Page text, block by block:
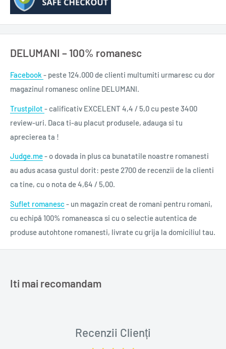
Autor
Stephen King
Imprint
Armada
Colecția
Armada
Format
Paperback
Dimensiuni
130 x 200 mm
Nr. pagini
576
Greutate (kg)
DELUMANI – 100% romanesc
Facebook - peste 124.000 de clienti multumiti urmaresc cu dor
magazinul romanesc online DELUMANI.
Trustpilot - calificativ EXCELENT 4,4 / 5,0 cu peste 3400
review-uri. Daca ti-au placut produsele, adauga si tu
aprecierea ta !
Judge.me- o dovada in plus ca bunatatile noastre romanesti
au adus acasa gustul dorit: peste 2700 de recenzii de la clienti
ca tine, cu o nota de 4,64 / 5,00.
Suflet romanesc- un magazin creat de romani pentru romani,
cu echipă 100% romaneasca si cu o selectie autentica de
produse autohtone romanesti, livrate cu grija la domiciliul tau.
Iti mai recomandam
Recenzii Clienți